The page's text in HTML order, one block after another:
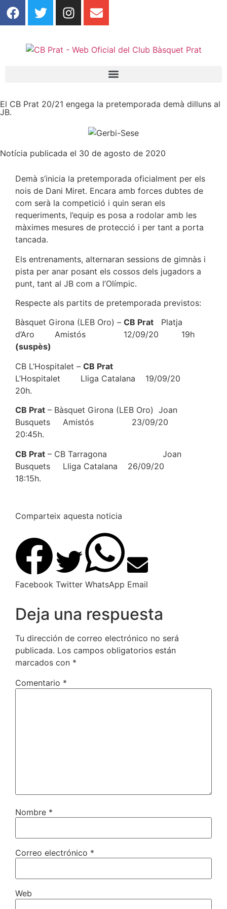
El CB Prat 20/21 engega la pretemporada demà dilluns al
JB.
Notícia publicada el 30 de agosto de 2020
Demà s’inicia la pretemporada oficialment per els
nois de Dani Miret. Encara amb forces dubtes de
com serà la competició i quin seran els
requeriments, l’equip es posa a rodolar amb les
màximes mesures de protecció i per tant a porta
tancada.
Els entrenaments, alternaran sessions de gimnàs i
pista per anar posant els cossos dels jugadors a
punt, tant al JB com a l’Olímpic.
Respecte als partits de pretemporada previstos:
Bàsquet Girona (LEB Oro) – CB Prat Platja
d’Aro Amistós 12/09/20 19h
(suspès)
CB L’Hospitalet – CB Prat
L’Hospitalet Lliga Catalana 19/09/20
20h.
CB Prat – Bàsquet Girona (LEB Oro) Joan
Busquets Amistós 23/09/20
20:45h.
CB Prat – CB Tarragona Joan
Busquets Lliga Catalana 26/09/20
18:15h.
Comparteix aquesta noticia
Facebook Twitter WhatsApp Email
Deja una respuesta
Tu dirección de correo electrónico no será
publicada. Los campos obligatorios están
marcados con *
Comentario *
Nombre *
Correo electrónico *
Web